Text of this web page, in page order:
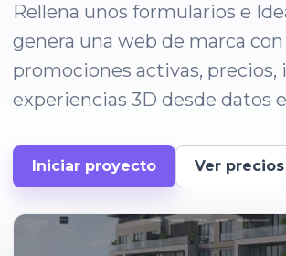
Rellena unos formularios e
genera una web de marca con
promociones activas, precios,
experiencias 3D desde datos
Iniciar proyecto Ver precios